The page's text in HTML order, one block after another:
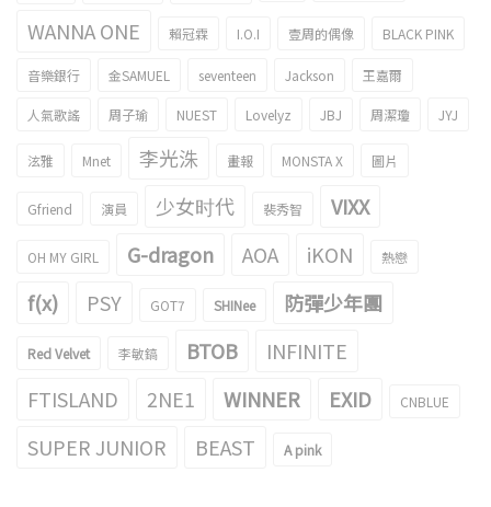
WANNA ONE 賴冠霖 I.O.I 壹周的偶像 BLACK PINK
音樂銀行 金SAMUEL seventeen Jackson 王嘉爾
人氣歌謠 周子瑜 NUEST Lovelyz JBJ 周潔瓊 JYJ
泫雅 Mnet 李光洙 畫報 MONSTA X 圖片
Gfriend 演員 少女时代 裴秀智 VIXX
OH MY GIRL G-dragon AOA iKON 熱戀
f(x) PSY GOT7 SHINee 防彈少年團
Red Velvet 李敏鎬 BTOB
INFINITE
FTISLAND
2NE1 WINNER EXID CNBLUE
SUPER JUNIOR BEAST A pink